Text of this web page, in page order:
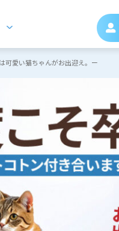
可愛い猫ちゃんがお出迎え。ー